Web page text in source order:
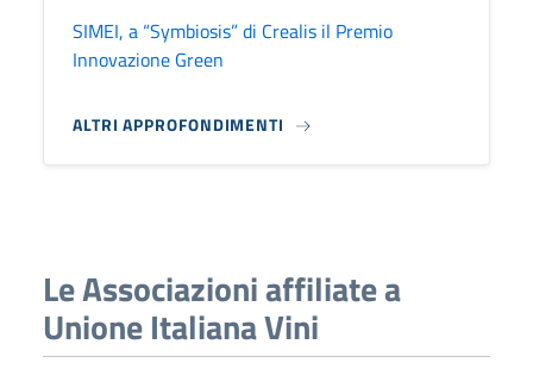
SIMEI, a “Symbiosis” di Crealis il Premio
Innovazione Green
ALTRI APPROFONDIMENTI
Le Associazioni affiliate a
Unione Italiana Vini